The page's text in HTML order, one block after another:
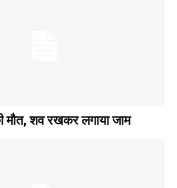
मौत, शव रखकर लगाया जाम